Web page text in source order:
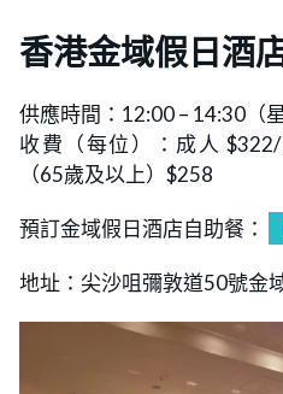
香港金域假日酒
供應時間：12:00 – 14:30（
收費（每位）：成人
（65歲及以上）$258
預訂金域假日酒店自助餐：
地址：尖沙咀彌敦道50號金